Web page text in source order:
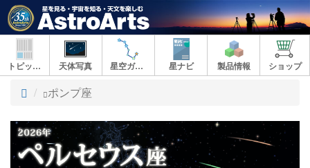
トピックス 天体写真 星空ガイド 星ナビ 製品情報 ショップ
ト
プ
ポンプ座